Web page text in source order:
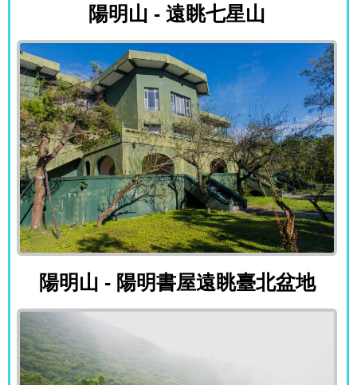
陽明山 - 遠眺七星山
陽明山 - 陽明書屋遠眺臺北盆地
陽明山 - 陽明書屋遠眺臺北盆地